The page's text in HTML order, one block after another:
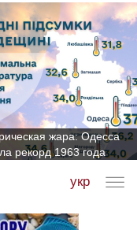
жара: Одесса
рекорд 1963 года
укр